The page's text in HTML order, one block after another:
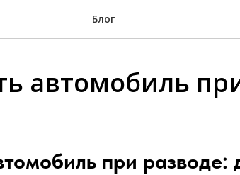
Блог
автомобиль
при разводе: